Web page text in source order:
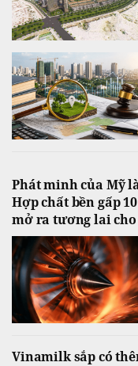
Phát minh của Mỹ
Hợp chất bền gấp
mở ra tương lai
Vinamilk sắp có